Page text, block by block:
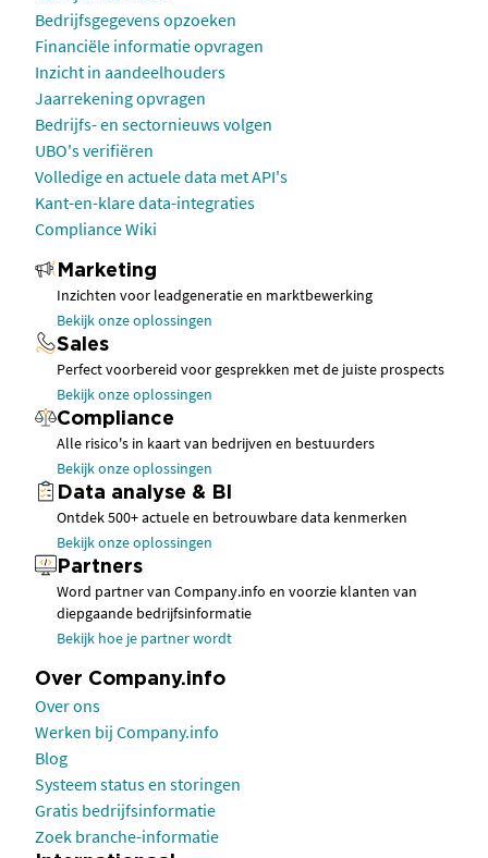
Bedrijfsgegevens opzoeken
Financiële informatie opvragen
Inzicht in aandeelhouders
Jaarrekening opvragen
Bedrijfs- en sectornieuws volgen
UBO's verifiëren
Volledige en actuele data met API's
Kant-en-klare data-integraties
Compliance Wiki
Marketing
Inzichten voor leadgeneratie en marktbewerking
Bekijk onze oplossingen
Sales
Perfect voorbereid voor gesprekken met de juiste prospects
Bekijk onze oplossingen
Compliance
Alle risico's in kaart van bedrijven en bestuurders
Bekijk onze oplossingen
Data analyse & BI
Ontdek 500+ actuele en betrouwbare data kenmerken
Bekijk onze oplossingen
Partners
Word partner van Company.info en voorzie klanten van
diepgaande bedrijfsinformatie
Bekijk hoe je partner wordt
Over Company.info
Over ons
Werken bij Company.info
Blog
Systeem status en storingen
Gratis bedrijfsinformatie
Zoek branche-informatie